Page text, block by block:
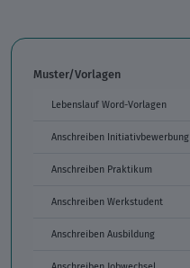
Muster/Vorlagen
Lebenslauf Word-Vorlagen
Anschreiben Initiativbewerbung
Anschreiben Praktikum
Anschreiben Werkstudent
Anschreiben Ausbildung